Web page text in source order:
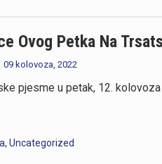
Ovog Petka Na
09 kolovoza, 2022
pjesme u petak, 12.
, Uncategorized